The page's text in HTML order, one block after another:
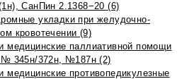
СанПин 2.1368−20 (6)
укладки при желудочно-
кровотечении (9)
медицинские паллиативной помощи
№ 345н/372н, №187н (2)
медицинские противопедикулезные